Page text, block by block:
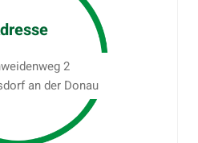
2
an der Donau